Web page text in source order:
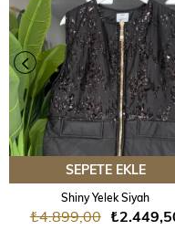
SEPETE EKLE
Shiny Yelek Siyah
₺4.899,00